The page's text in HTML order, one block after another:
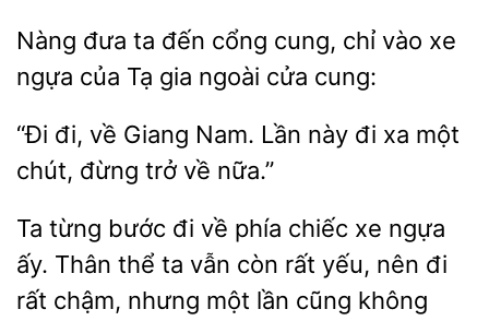
Nàng đưa ta
cung, chỉ vào xe
ngựa của Tạ
ngoài cửa cung:
“Đi đi,
Nam. Lần này đi xa một
chút,
trở về nữa.”
Ta từng bước đi về phía chiếc xe ngựa
ấy. Thân thể ta vẫn còn rất yếu, nên đi
rất
nhưng một lần cũng không